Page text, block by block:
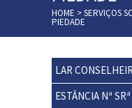
HOME >SERVIÇOS
PIEDADE
LAR
ESTÂNCIA Nª